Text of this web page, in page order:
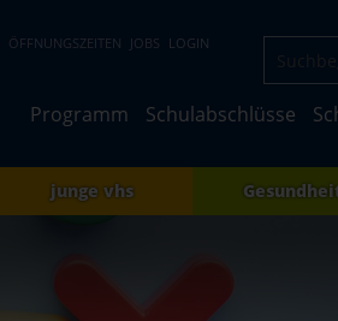
ÖFFNUNGSZEITEN JOBS LOGIN
Programm Schulabschlüsse
junge vhs